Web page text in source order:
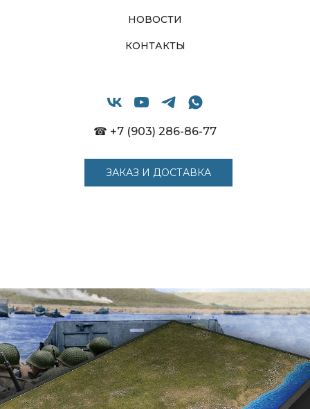
НОВОСТИ
КОНТАКТЫ
☎ +7 (903) 286-86-77
ЗАКАЗ И ДОСТАВКА